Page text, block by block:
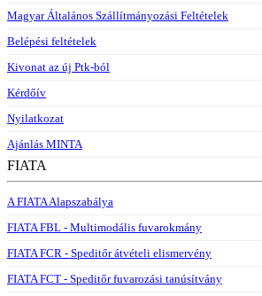
Magyar Általános Szállítmányozási Feltételek
Belépési feltételek
Kivonat az új Ptk-ból
Kérdőív
Nyilatkozat
Ajánlás MINTA
FIATA
A FIATA Alapszabálya
FIATA FBL - Multimodális fuvarokmány
FIATA FCR - Speditőr átvételi elismervény
FIATA FCT - Speditőr fuvarozási tanúsítvány